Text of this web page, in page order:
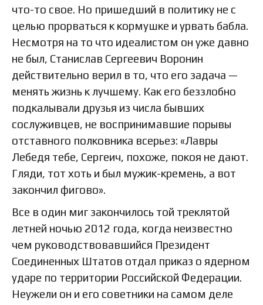
что-то свое. Но пришедший в политику не с
целью прорваться к кормушке и урвать бабла.
Несмотря на то что идеалистом он уже давно
не был, Станислав Сергеевич Воронин
действительно верил в то, что его задача —
менять жизнь к лучшему. Как его беззлобно
подкалывали друзья из числа бывших
сослуживцев, не воспринимавшие порывы
отставного полковника всерьез: «Лавры
Лебедя тебе, Сергеич, похоже, покоя не дают.
Гляди, тот хоть и был мужик-кремень, а вот
закончил фигово».
Все в один миг закончилось той треклятой
летней ночью 2012 года, когда неизвестно
чем руководствовавшийся Президент
Соединенных Штатов отдал приказ о ядерном
ударе по территории Российской Федерации.
Неужели он и его советники на самом деле